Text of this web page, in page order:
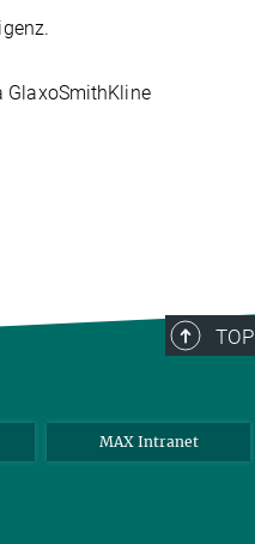
GlaxoSmithKline
TOP
MAX Intranet